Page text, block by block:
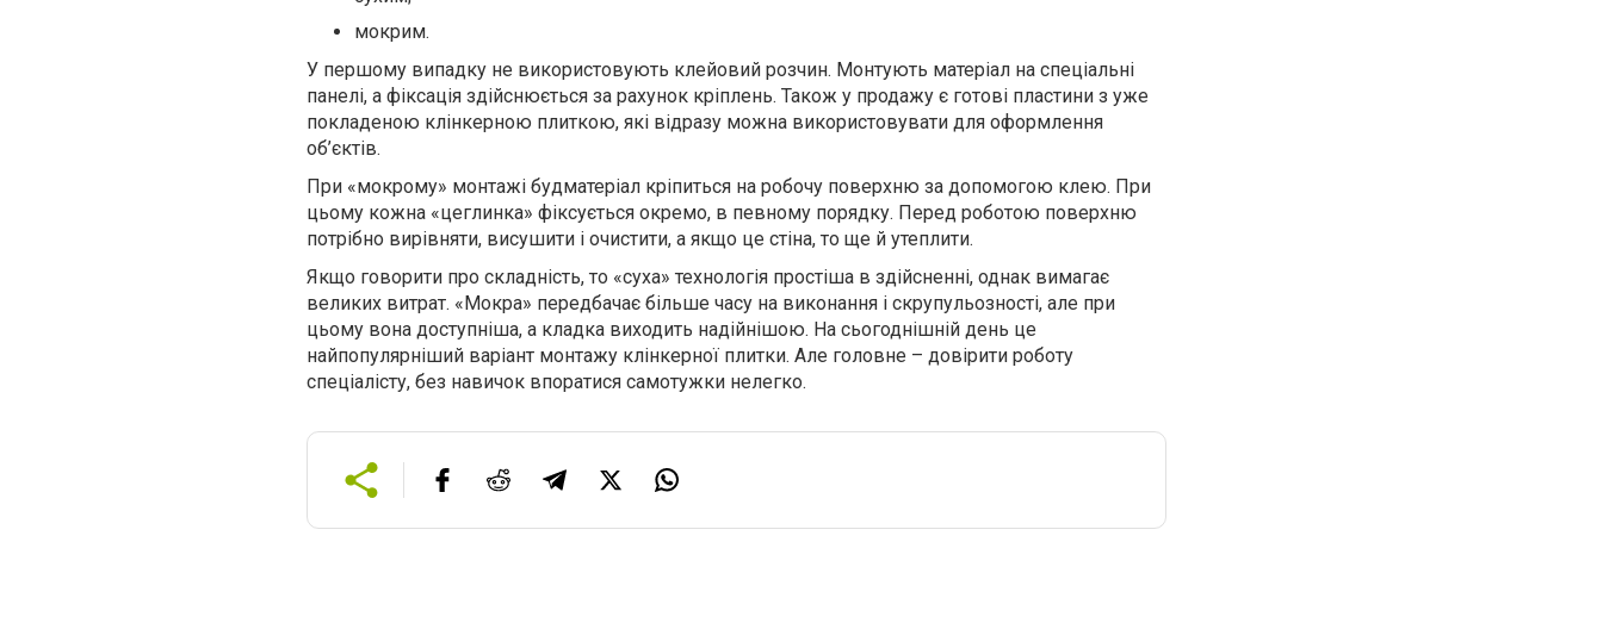
мокрим.
У першому випадку не використовують клейовий розчин. Монтують матеріал на спеціальні
панелі, а фіксація здійснюється за рахунок кріплень. Також у продажу є готові пластини з уже
покладеною клінкерною плиткою, які відразу можна використовувати для оформлення
об’єктів.
При «мокрому» монтажі будматеріал кріпиться на робочу поверхню за допомогою клею. При
цьому кожна «цеглинка» фіксується окремо, в певному порядку. Перед роботою поверхню
потрібно вирівняти, висушити і очистити, а якщо це стіна, то ще й утеплити.
Якщо говорити про складність, то «суха» технологія простіша в здійсненні, однак вимагає
великих витрат. «Мокра» передбачає більше часу на виконання і скрупульозності, але при
цьому вона доступніша, а кладка виходить надійнішою. На сьогоднішній день це
найпопулярніший варіант монтажу клінкерної плитки. Але головне – довірити роботу
спеціалісту, без навичок впоратися самотужки нелегко.